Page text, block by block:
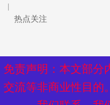
免责声明：本文部分
交流等非商业性目的
热点关注
免责声明：本文部分
交流等非商业性目的